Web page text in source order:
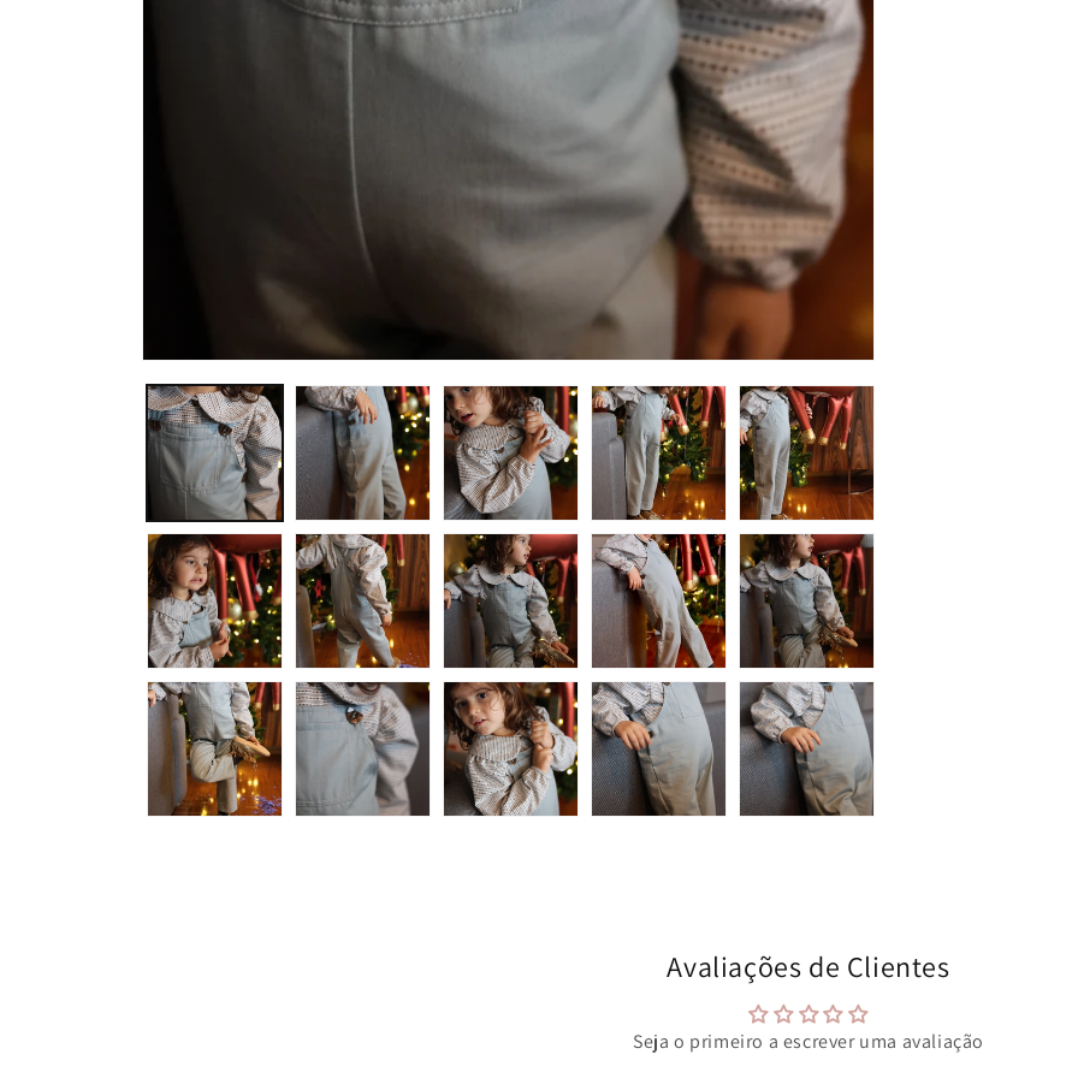
Avaliações de Clientes
Seja o primeiro a escrever uma avaliação